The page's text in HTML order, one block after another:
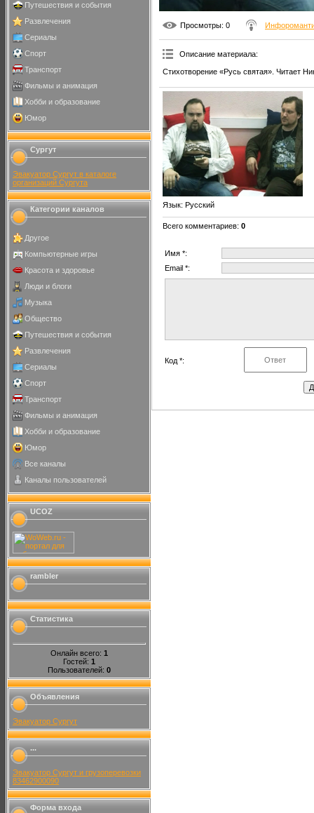
Путешествия и события
Развлечения
Сериалы
Спорт
Транспорт
Фильмы и анимация
Хобби и образование
Юмор
Сургут
Эвакуатор Сургут в каталоге
организаций Сургута
Категории каналов
Другое
Компьютерные игры
Красота и здоровье
Люди и блоги
Музыка
Общество
Путешествия и события
Развлечения
Сериалы
Спорт
Транспорт
Фильмы и анимация
Хобби и образование
Юмор
Все каналы
Каналы пользователей
UCOZ
rambler
Статистика
Онлайн всего: 1
Гостей: 1
Пользователей: 0
Объявления
Эвакуатор Сургут
...
Эвакуатор Сургут и грузоперевозки
83462900090
Форма входа
Просмотры: 0
Описание материала:
Стихотворение «Русь святая». Читает
Язык: Русский
Всего комментариев: 0
Имя *:
Email *:
Код *: